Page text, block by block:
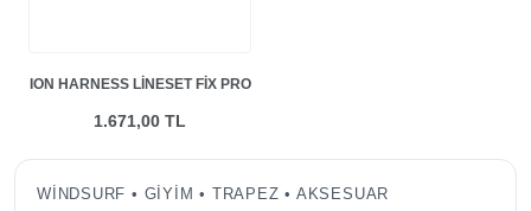
ION HARNESS LINESET FIX PRO
1.671,00 TL
WINDSURF • GIYIM • TRAPEZ • AKSESUAR